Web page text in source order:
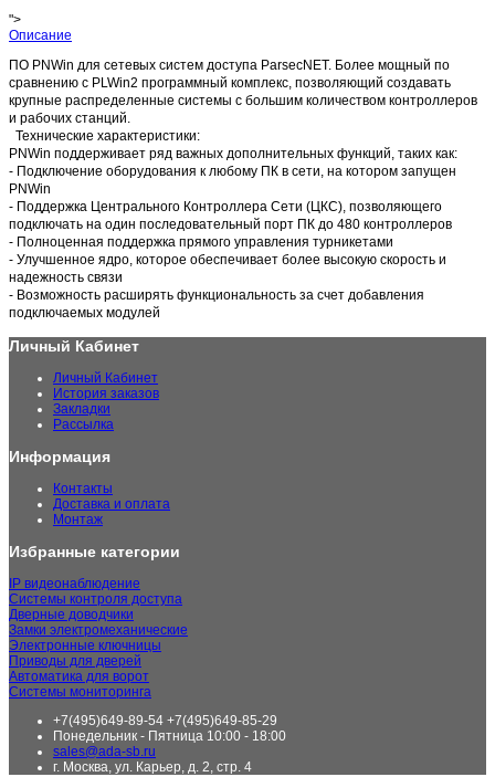
">
Описание
ПО PNWin для сетевых систем доступа ParsecNET. Более мощный по
сравнению с PLWin2 программный комплекс, позволяющий создавать
крупные распределенные системы с большим количеством контроллеров
и рабочих станций.
Технические характеристики:
PNWin поддерживает ряд важных дополнительных функций, таких как:
- Подключение оборудования к любому ПК в сети, на котором запущен
PNWin
- Поддержка Центрального Контроллера Сети (ЦКС), позволяющего
подключать на один последовательный порт ПК до 480 контроллеров
- Полноценная поддержка прямого управления турникетами
- Улучшенное ядро, которое обеспечивает более высокую скорость и
надежность связи
- Возможность расширять функциональность за счет добавления
подключаемых модулей
Личный Кабинет
Личный Кабинет
История заказов
Закладки
Рассылка
Информация
Контакты
Доставка и оплата
Монтаж
Избранные категории
IP видеонаблюдение
Системы контроля доступа
Дверные доводчики
Замки электромеханические
Электронные ключницы
Приводы для дверей
Автоматика для ворот
Системы мониторинга
+7(495)649-89-54 +7(495)649-85-29
Понедельник - Пятница 10:00 - 18:00
sales@ada-sb.ru
г. Москва, ул. Карьер, д. 2, стр. 4